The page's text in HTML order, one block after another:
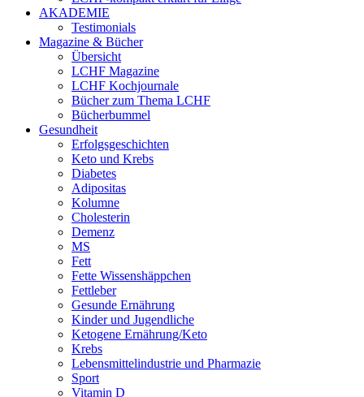
AKADEMIE
Testimonials
Magazine & Bücher
Übersicht
LCHF Magazine
LCHF Kochjournale
Bücher zum Thema LCHF
Bücherbummel
Gesundheit
Erfolgsgeschichten
Keto und Krebs
Diabetes
Adipositas
Kolumne
Cholesterin
Demenz
MS
Fett
Fette Wissenshäppchen
Fettleber
Gesunde Ernährung
Kinder und Jugendliche
Ketogene Ernährung/Keto
Krebs
Lebensmittelindustrie und Pharmazie
Sport
Vitamin D